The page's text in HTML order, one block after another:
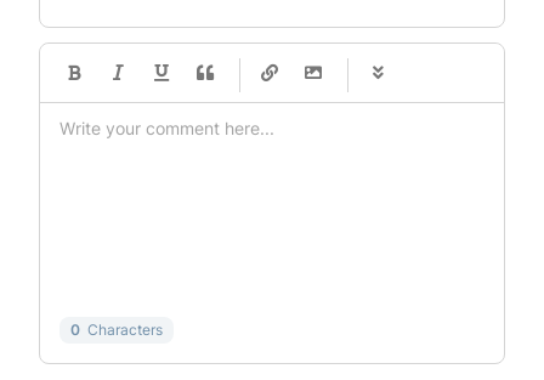
-
-
-
-
0 Characters